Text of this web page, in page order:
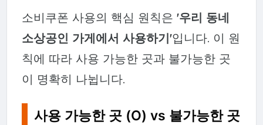
소비쿠폰 사용의 핵심 원칙은 '우리 동네
소상공인 가게에서 사용하기'입니다. 이 원
칙에 따라 사용 가능한 곳과 불가능한 곳
이 명확히 나뉩니다.
사용 가능한 곳 (O) vs 불가능한 곳